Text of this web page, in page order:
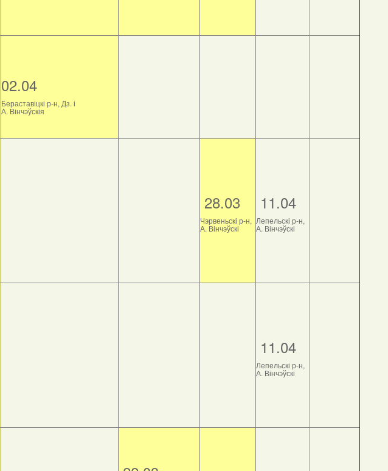
02.04
Бераставіцкі р-н, Дз. і
А. Вінчэўскія
28.03
Чэрвеньскі р-н,
А. Вінчэўскі
11.04
Лепельскі р-н,
А. Вінчэўскі
11.04
Лепельскі р-н,
А. Вінчэўскі